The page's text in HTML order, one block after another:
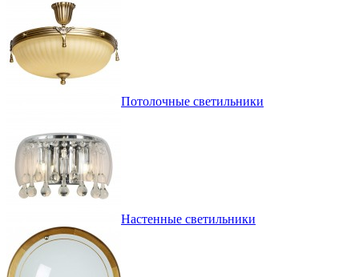
Потолочные светильники
Настенные светильники